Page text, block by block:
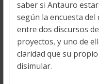
saber si Antauro
según la encuesta del
entre dos discursos
proyectos, y uno de
claridad que su
disimular.